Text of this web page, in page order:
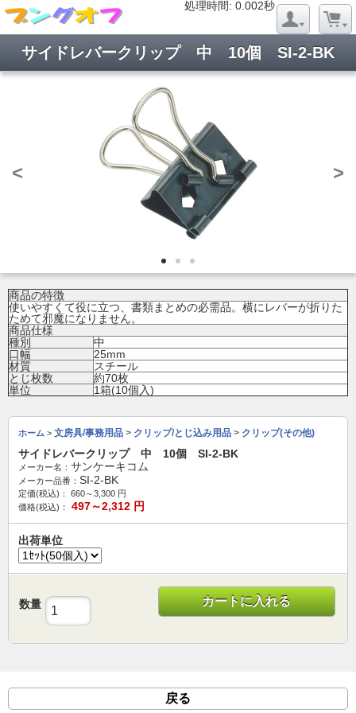
処理時間: 0.002秒
サイドレバークリップ 中 10個 SI-2-BK
< >
商品の特徴
使いやすくて役に立つ、書類まとめの必需品。横にレバーが折りた
ためて邪魔になりません。
商品仕様
種別
中
口幅
25mm
材質
スチール
とじ枚数
約70枚
単位
1箱(10個入)
ホーム > 文房具/事務用品 > クリップ/とじ込み用品 > クリップ(その他)
サイドレバークリップ 中 10個 SI-2-BK
メーカー名： サンケーキコム
メーカー品番： SI-2-BK
定価(税込)： 660～3,300 円
価格(税込)：
497～2,312 円
出荷単位
数量 カートに入れる
戻る
処理時間: 0.019秒